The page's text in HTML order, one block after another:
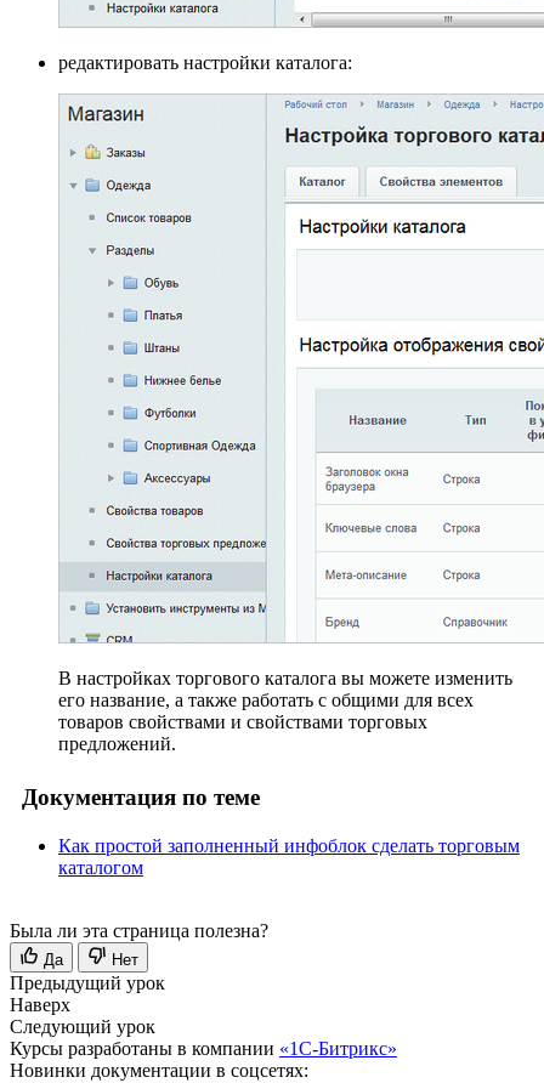
редактировать настройки каталога:
В настройках торгового каталога вы можете изменить
его название, а также работать с общими для всех
товаров свойствами и свойствами торговых
предложений.
Документация по теме
Как простой заполненный инфоблок сделать торговым
каталогом
Была ли эта страница полезна?
Да Нет
Предыдущий урок
Наверх
Следующий урок
Курсы разработаны в компании «1С-Битрикс»
Новинки документации в соцсетях: